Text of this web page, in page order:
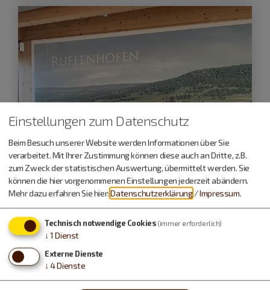
Wittelshofen
22.11.26
Mit Aurelius, Candidus und Uttila
unterwegs
Alltag am Limes vor 1800 Jahren
Einstellungen zum Datenschutz
Beim Besuch unserer Website werden Informationen über Sie
verarbeitet. Mit Ihrer Zustimmung können diese auch an Dritte, z.B.
zum Zweck der statistischen Auswertung, übermittelt werden. Sie
können die hier vorgenommenen Einstellungen jederzeit abändern.
Mehr dazu erfahren Sie hier:Datenschutzerklärung /Impressum.
Technisch notwendige Cookies (immer erforderlich)
↓ 1 Dienst
Externe Dienste
↓ 4Dienste